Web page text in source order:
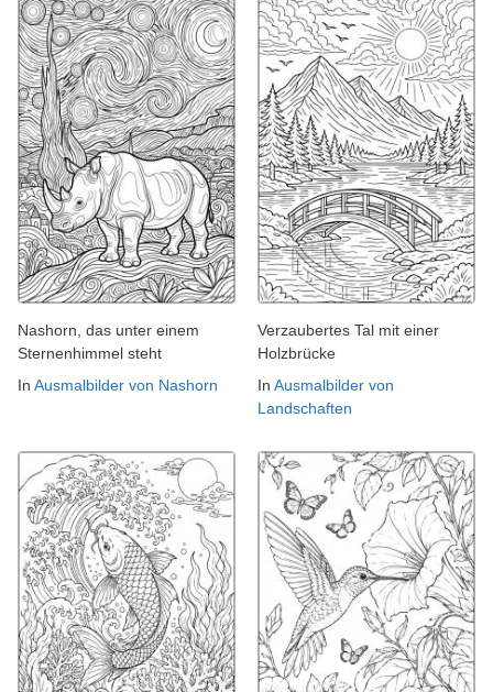
Nashorn, das unter einem
Sternenhimmel steht
In Ausmalbilder von Nashorn
Verzaubertes Tal mit einer
Holzbrücke
In Ausmalbilder von
Landschaften